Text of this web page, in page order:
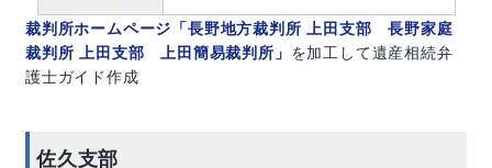
裁判所ホームページ「長野地方裁判所 上田支部 長野家庭
裁判所 上田支部 上田簡易裁判所」 を加工して遺産相続弁
護士ガイド作成
佐久支部